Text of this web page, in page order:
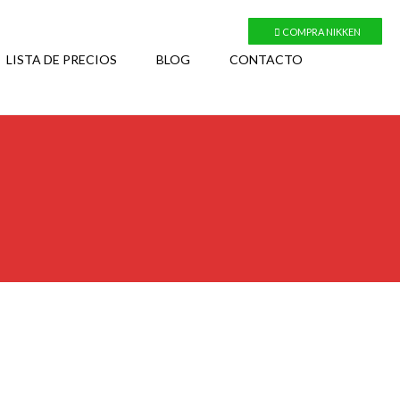
LISTA DE PRECIOS BLOG CONTACTO
COMPRA NIKKEN